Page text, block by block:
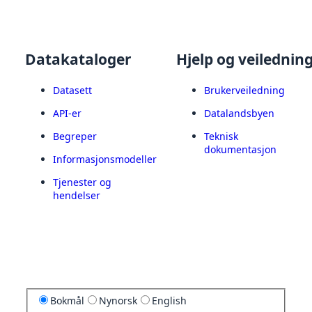
Datakataloger
Datasett
API-er
Begreper
Informasjonsmodeller
Tjenester og
hendelser
Hjelp og
Brukerveiledning
Datalandsbyen
Teknisk
dokumentasjon
Bokmål Nynorsk English